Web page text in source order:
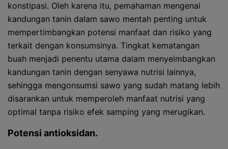
konstipasi. Oleh karena itu, pemahaman mengenai
kandungan tanin dalam sawo mentah penting untuk
mempertimbangkan potensi manfaat dan risiko yang
terkait dengan konsumsinya. Tingkat kematangan
buah menjadi penentu utama dalam menyeimbangkan
kandungan tanin dengan senyawa nutrisi lainnya,
sehingga mengonsumsi sawo yang sudah matang lebih
disarankan untuk memperoleh manfaat nutrisi yang
optimal tanpa risiko efek samping yang merugikan.
Potensi antioksidan.